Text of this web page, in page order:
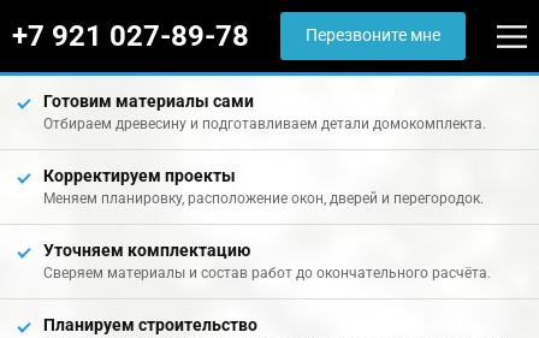
+7 921 027-89-78 Перезвоните мне
Готовим материалы сами
Отбираем древесину и подготавливаем детали домокомплекта.
Корректируем проекты
Меняем планировку, расположение окон, дверей и перегородок.
Уточняем комплектацию
Сверяем материалы и состав работ до окончательного расчёта.
Планируем строительство